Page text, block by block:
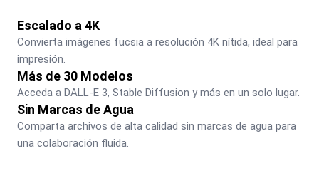
Escalado a 4K
Convierta imágenes fucsia a resolución 4K nítida, ideal para
impresión.
Más de 30 Modelos
Acceda a DALL-E 3, Stable Diffusion y más en un solo lugar.
Sin Marcas de Agua
Comparta archivos de alta calidad sin marcas de agua para
una colaboración fluida.